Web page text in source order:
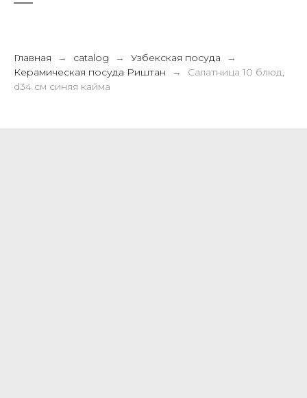
Главная catalog
Узбекская посуда
Керамическая посуда Риштан
Салатница 10 блюд,
d34 см синяя кайма